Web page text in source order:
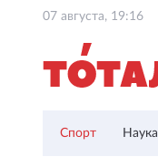
07 августа, 19:16
Спорт Наука